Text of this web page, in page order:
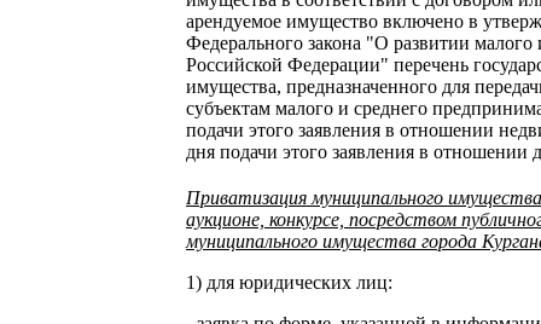
арендуемое имущество включено в
Федерального закона "О развитии малого
Российской Федерации" перечень
имущества, предназначенного для
субъектам малого и среднего
подачи этого заявления в отношении
дня подачи этого заявления в
Приватизация муниципального
аукционе, конкурсе, посредством
муниципального имущества города
1) для юридических лиц: